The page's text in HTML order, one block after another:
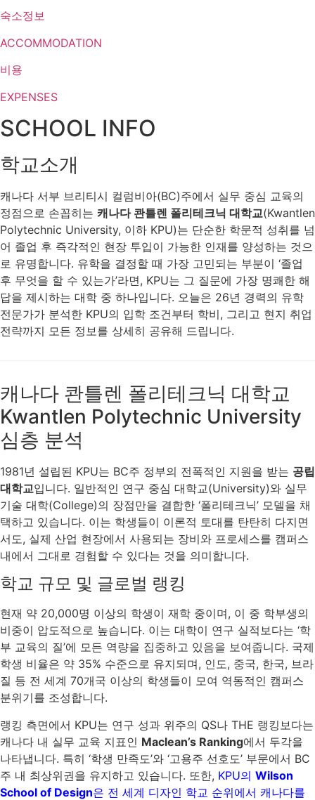
숙소정보
ACCOMMODATION
비용
EXPENSES
SCHOOL INFO
학교소개
캐나다 서부 브리티시 컬럼비아(BC)주에서 실무 중심 교육의
정점으로 손꼽히는 캐나다 콴틀렌 폴리테크닉 대학교(Kwantlen
Polytechnic University, 이하 KPU)는 단순한 학문적 성취를 넘
어 졸업 후 즉각적인 현장 투입이 가능한 인재를 양성하는 것으
로 유명합니다. 유학을 결정할 때 가장 고민되는 부분이 ‘졸업
후 무엇을 할 수 있는가’라면, KPU는 그 질문에 가장 명쾌한 해
답을 제시하는 대학 중 하나입니다. 오늘은 26년 경력의 유학
전문가가 분석한 KPU의 입학 조건부터 학비, 그리고 현지 취업
전략까지 모든 정보를 상세히 공유해 드립니다.
캐나다 콴틀렌 폴리테크닉 대학교
Kwantlen Polytechnic University
심층 분석
1981년 설립된 KPU는 BC주 정부의 전폭적인 지원을 받는 공립
대학교입니다. 일반적인 연구 중심 대학교(University)와 실무
기술 대학(College)의 장점만을 결합한 ‘폴리테크닉’ 모델을 채
택하고 있습니다. 이는 학생들이 이론적 토대를 탄탄히 다지면
서도, 실제 산업 현장에서 사용되는 장비와 프로세스를 캠퍼스
내에서 그대로 경험할 수 있다는 것을 의미합니다.
학교 규모 및 글로벌 랭킹
현재 약 20,000명 이상의 학생이 재학 중이며, 이 중 학부생의
비중이 압도적으로 높습니다. 이는 대학이 연구 실적보다는 ‘학
부 교육의 질’에 모든 역량을 집중하고 있음을 보여줍니다. 국제
학생 비율은 약 35% 수준으로 유지되며, 인도, 중국, 한국, 브라
질 등 전 세계 70개국 이상의 학생들이 모여 역동적인 캠퍼스
분위기를 조성합니다.
랭킹 측면에서 KPU는 연구 성과 위주의 QS나 THE 랭킹보다는
캐나다 내 실무 교육 지표인 Maclean’s Ranking에서 두각을
나타냅니다. 특히 ‘학생 만족도’와 ‘고용주 선호도’ 부문에서 BC
주 내 최상위권을 유지하고 있습니다. 또한, KPU의 Wilson
School of Design은 전 세계 디자인 학교 순위에서 캐나다를